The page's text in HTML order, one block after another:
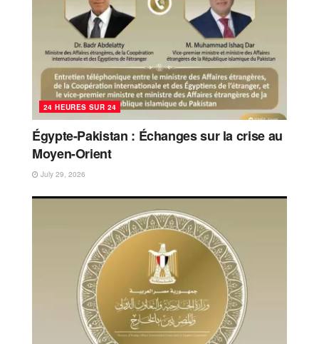
24 HEURES SUR 24
Égypte-Pakistan : Échanges sur la crise au
Moyen-Orient
July 29, 2026